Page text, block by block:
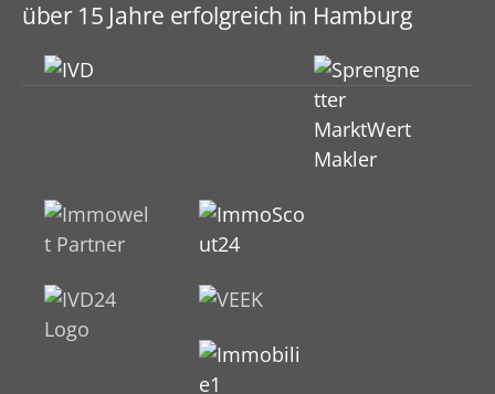
über 15 Jahre erfolgreich in Hamburg